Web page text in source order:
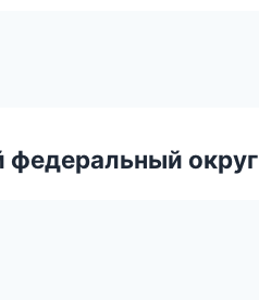
федеральный округ